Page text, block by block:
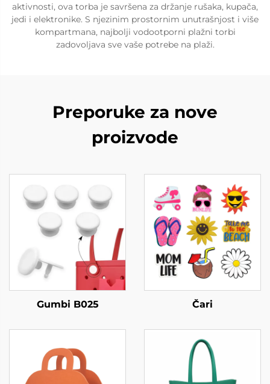
aktivnosti, ova torba je savršena za držanje rušaka, kupača,
jedi i elektronike. S njezinim prostornim unutrašnjost i više
kompartmana, najbolji vodootporni plažni torbi
zadovoljava sve vaše potrebe na plaži.
Preporuke za nove
proizvode
Gumbi B025 Čari